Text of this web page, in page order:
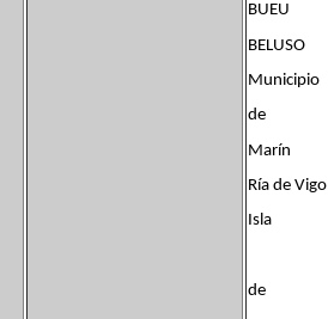
BUEU
BELUSO
Municipio
de
Marín
Ría de Vigo
Isla
de